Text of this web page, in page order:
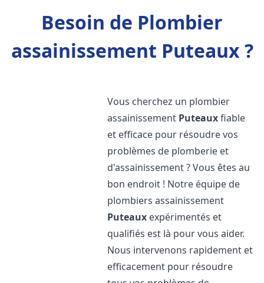
Besoin de Plombier
assainissement Puteaux ?
Vous cherchez un plombier
assainissement Puteauxfiable
et efficace pour résoudre vos
problèmes de plomberie et
d'assainissement ? Vous êtes au
bon endroit ! Notre équipe de
plombiers assainissement
Puteaux expérimentés et
qualifiés est là pour vous aider.
Nous intervenons rapidement et
efficacement pour résoudre